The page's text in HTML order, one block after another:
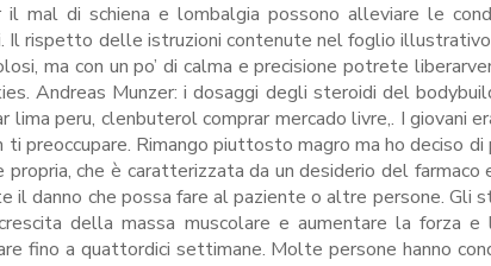
il mal di schiena e lombalgia possono alleviare le
Il rispetto delle istruzioni contenute nel foglio
ma con un po’ di calma e precisione potrete
Andreas Munzer: i dosaggi degli steroidi del
lima peru, clenbuterol comprar mercado livre,. I giovani
ti preoccupare. Rimango piuttosto magro ma ho deciso
propria, che è caratterizzata da un desiderio del
il danno che possa fare al paziente o altre persone. Gli
della massa muscolare e aumentare la forza e
fino a quattordici settimane. Molte persone hanno